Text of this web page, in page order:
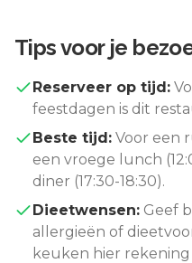
Tips voor je
Reserveer op tijd:
feestdagen is dit
Beste tijd: Voor een
een vroege lunch
diner (17:30-18:30).
Dieetwensen: Geef
allergieën of
keuken hier